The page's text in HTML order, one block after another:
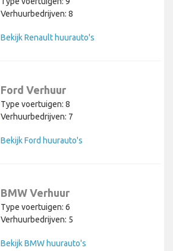
Verhuurbedrijven: 8
Bekijk Renault huurauto's
Ford Verhuur
Type voertuigen: 8
Verhuurbedrijven: 7
Bekijk Ford huurauto's
BMW Verhuur
Type voertuigen: 6
Verhuurbedrijven: 5
Bekijk BMW huurauto's